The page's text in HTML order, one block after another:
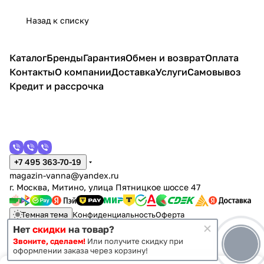
Назад к списку
КаталогБрендыГарантияОбмен и возвратОплата
КонтактыО компанииДоставкаУслугиСамовывоз
Кредит и рассрочка
+7 495 363-70-19
magazin-vanna@yandex.ru
г. Москва, Митино, улица Пятницкое шоссе 47
Темная тема КонфиденциальностьОферта
© 2011 - 2026 Vanna-vanna.ru
Нет скидки на товар?
Звоните, сделаем! Или получите скидку при
оформлении заказа через корзину!